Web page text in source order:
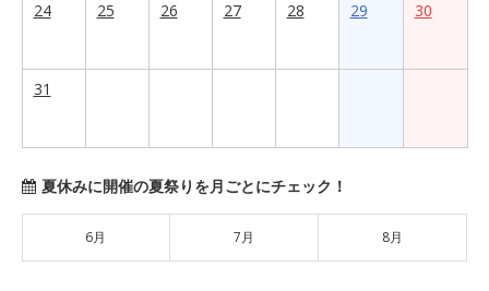
24 25 26 27 28 29 30
31
夏休みに開催の夏祭りを月ごとにチェック！
6月 7月 8月